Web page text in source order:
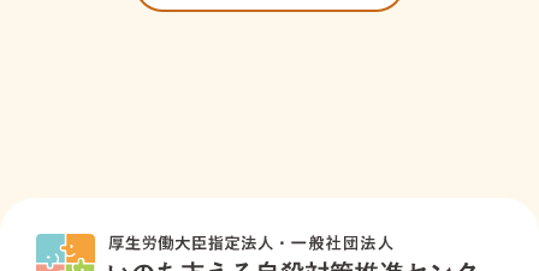
一般社団法人 いのち支える自殺対策
「@」に変換して送信願います)